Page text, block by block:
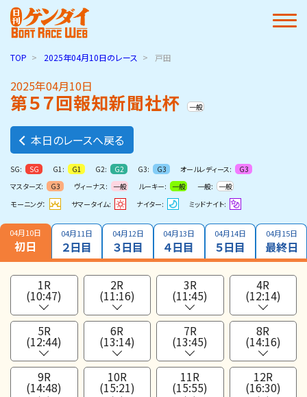
TOP 2025年04月10日のレース 戸田
2025年04月10日
第５７回報知新聞社杯 一般
本日のレースへ戻る
SG: SG G1: G1 G2: G2 G3: G3 オールレディース:
G3
マスターズ:
G3 ヴィーナス: 一般 ルーキー: 一般 一般: 一般
モーニング：
サマータイム: ナイター: ミッドナイト:
04月10日
初日
04月11日
２日目
04月12日
３日目
04月13日
４日目
04月14日
５日目
04月15日
最終日
1R
(10:47)
2R
(11:16)
3R
(11:45)
4R
(12:14)
5R
(12:44)
6R
(13:14)
7R
(13:45)
8R
(14:16)
9R
(14:48)
10R
(15:21)
11R
(15:55)
12R
(16:30)